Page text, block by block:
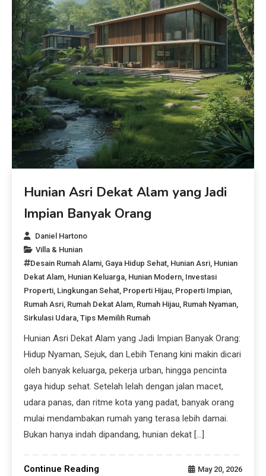
Hunian Asri Dekat Alam yang Jadi
Impian Banyak Orang
Daniel Hartono
Villa & Hunian
Desain Rumah Alami, Gaya Hidup Sehat, Hunian Asri, Hunian
Dekat Alam, Hunian Keluarga, Hunian Modern, Investasi
Properti, Lingkungan Sehat, Properti Hijau, Properti Impian,
Rumah Asri, Rumah Dekat Alam, Rumah Hijau, Rumah Nyaman,
Sirkulasi Udara,Tips Memilih Rumah
Hunian Asri Dekat Alam yang Jadi Impian Banyak Orang:
Hidup Nyaman, Sejuk, dan Lebih Tenang kini makin dicari
oleh banyak keluarga, pekerja urban, hingga pencinta
gaya hidup sehat. Setelah lelah dengan jalan macet,
udara panas, dan ritme kota yang padat, banyak orang
mulai mendambakan rumah yang terasa lebih damai.
Bukan hanya indah dipandang, hunian dekat […]
Continue Reading May 20, 2026